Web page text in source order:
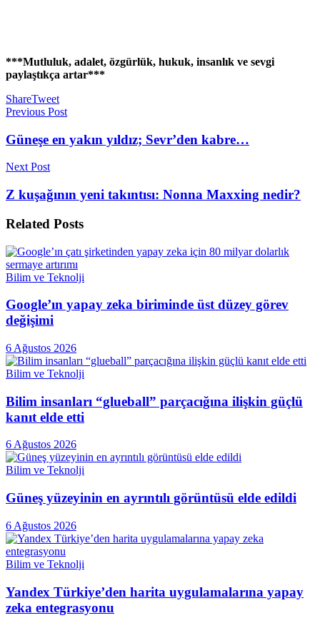
***Mutluluk, adalet, özgürlük, hukuk, insanlık ve sevgi
paylaştıkça artar***
ShareTweet
Previous Post
Güneşe en yakın yıldız; Sevr’den kabre…
Next Post
Z kuşağının yeni takıntısı: Nonna Maxxing nedir?
Related Posts
Bilim ve Teknolji
Google’ın yapay zeka biriminde üst düzey görev
değişimi
6 Ağustos 2026
Bilim ve Teknolji
Bilim insanları “glueball” parçacığına ilişkin güçlü
kanıt elde etti
6 Ağustos 2026
Bilim ve Teknolji
Güneş yüzeyinin en ayrıntılı görüntüsü elde edildi
6 Ağustos 2026
Bilim ve Teknolji
Yandex Türkiye’den harita uygulamalarına yapay
zeka entegrasyonu